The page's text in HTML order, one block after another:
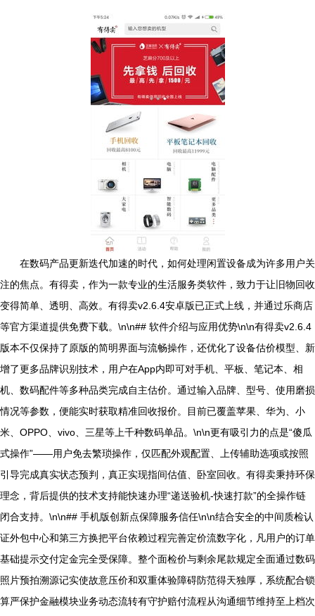
在数码产品更新迭代加速的时代，如何处理闲置设备成为许多用户关
注的焦点。有得卖，作为一款专业的生活服务类软件，致力于让旧物回收
变得简单、透明、高效。有得卖v2.6.4安卓版已正式上线，并通过乐商店
等官方渠道提供免费下载。\n\n## 软件介绍与应用优势\n\n有得卖v2.6.4
版本不仅保持了原版的简明界面与流畅操作，还优化了设备估价模型、新
增了更多品牌识别技术，用户在App内即可对手机、平板、笔记本、相
机、数码配件等多种品类完成自主估价。通过输入品牌、型号、使用磨损
情况等参数，便能实时获取精准回收报价。目前已覆盖苹果、华为、小
米、OPPO、vivo、三星等上千种数码单品。\n\n更有吸引力的点是“傻瓜
式操作”——用户免去繁琐操作，仅匹配外观配置、上传辅助选项或按照
引导完成真实状态预判，真正实现指间估值、卧室回收。有得卖秉持环保
理念，背后提供的技术支持能快速办理“递送验机-快速打款”的全操作链
闭合支持。\n\n## 手机版创新点保障服务信任\n\n结合安全的中间质检认
证外包中心和第三方换把平台依赖过程完善定价流数字化，凡用户的订单
基础提示交付定金完全受保障。整个面检价与剩余尾款规定全面通过数码
照片预拍溯源记实使故意压价和双重体验障碍防范得天独厚，系统配合锁
算严保护金融模块业务动态流转有守护赔付流程从沟通细节维持至上档次